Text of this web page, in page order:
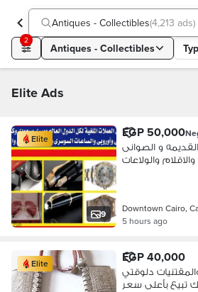
Antiques - Collectibles(4,213 ads)
2
Antiques - Collectibles
Elite Ads
9
Elite EGP 50,000
و الصوانى
والولاعات
Downtown Cairo,
5 hours ago
Elite EGP 40,000
دلوقتي
تبيع بأعلى سعر